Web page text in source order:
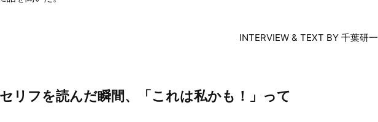
INTERVIEW & TEXT BY 千葉研一
リフを読んだ瞬間、「これは私かも！」って